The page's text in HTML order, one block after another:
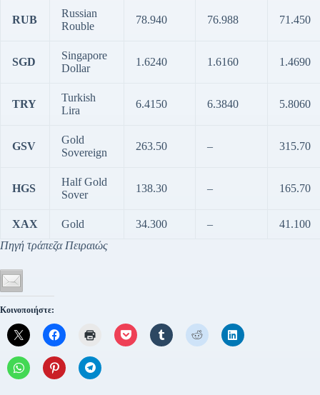
RUB
Russian
Rouble
78.940 76.988 71.450
SGD
Singapore
Dollar
1.6240 1.6160 1.4690
TRY
Turkish
Lira
6.4150 6.3840 5.8060
GSV
Gold
Sovereign
263.50 – 315.70
HGS
Half Gold
Sover
138.30 – 165.70
XAX Gold 34.300 –
41.100
Πηγή τράπεζα Πειραιώς
Κοινοποιήστε: